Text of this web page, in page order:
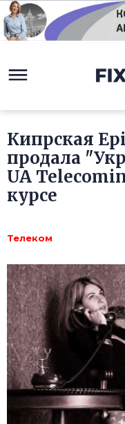
Кипрская
продала
UA
курсе
Телеком